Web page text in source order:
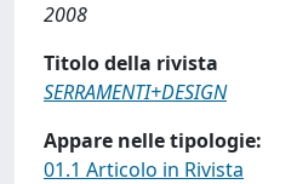
2008
Titolo della rivista
SERRAMENTI+DESIGN
Appare nelle tipologie:
01.1 Articolo in Rivista